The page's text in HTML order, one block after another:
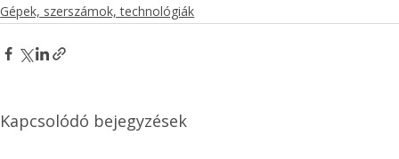
Gépek, szerszámok, technológiák
Kapcsolódó bejegyzések